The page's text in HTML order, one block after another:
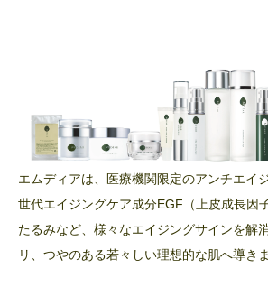
エムディアは、医療機関限定のアンチエイ
世代エイジングケア成分EGF（上皮成長因
たるみなど、様々なエイジングサインを解
リ、つやのある若々しい理想的な肌へ導きま